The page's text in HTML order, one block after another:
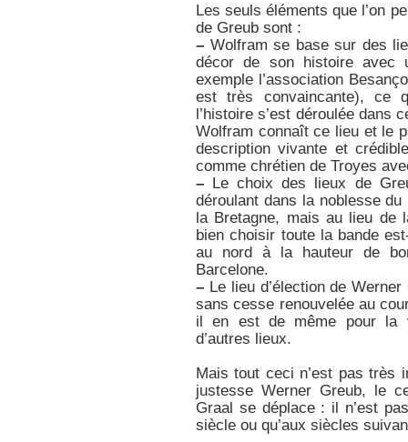
Les seuls éléments que l’on
de Greub sont :
–Wolfram se base sur des
décor de son histoire avec
exemple l’association
est très convaincante), ce
l’histoire s’est déroulée dans
Wolfram connaît ce lieu et le
description vivante et
comme chrétien de Troyes
–Le choix des lieux de
déroulant dans la noblesse
la Bretagne, mais au lieu de
bien choisir toute la bande
au nord à la hauteur de
Barcelone.
–Le lieu d’élection de
sans cesse renouvelée au
il en est de même pour la
d’autres lieux.
Mais tout ceci n’est pas très
justesse Werner Greub, le
Graal se déplace : il n’est
siècle ou qu’aux siècles